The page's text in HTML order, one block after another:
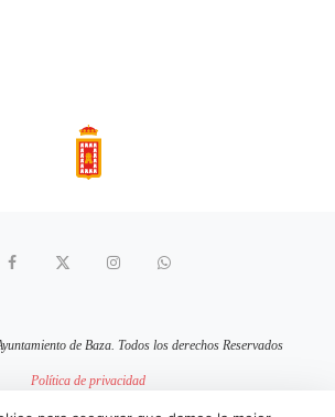
de Baza. Todos los derechos Reservados
Política de privacidad